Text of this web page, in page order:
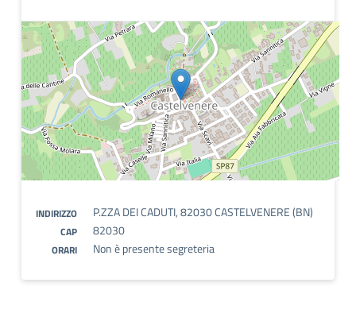
INDIRIZZO P.ZZA DEI CADUTI, 82030 CASTELVENERE (BN)
CAP 82030
ORARI Non è presente segreteria